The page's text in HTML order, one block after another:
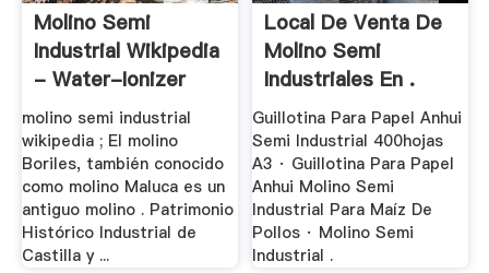
Molino Semi
Industrial Wikipedia
- Water-Ionizer
molino semi industrial
wikipedia ; El molino
Boriles, también conocido
como molino Maluca es un
antiguo molino . Patrimonio
Histórico Industrial de
Castilla y ...
Local De Venta De
Molino Semi
Industriales En .
Guillotina Para Papel Anhui
Semi Industrial 400hojas
A3 · Guillotina Para Papel
Anhui Molino Semi
Industrial Para Maíz De
Pollos · Molino Semi
Industrial .